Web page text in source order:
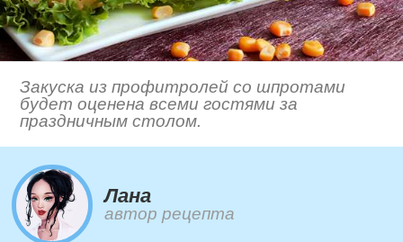
Закуска из профитролей со шпротами
будет оценена всеми гостями за
праздничным столом.
Лана
автор рецепта